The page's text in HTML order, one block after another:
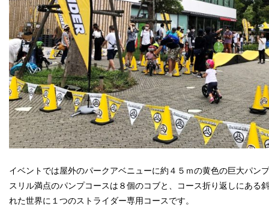
イベントでは屋外のパークアベニューに約４５ｍの黄色の巨大パン
スリル満点のパンプコースは８個のコブと、コース折り返しにある
れた世界に１つのストライダー専用コースです。